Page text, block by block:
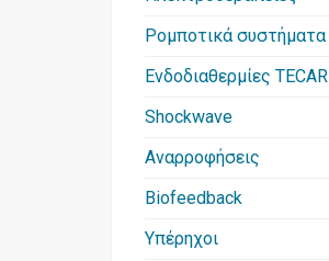
Ρομποτικά συστήματα
Ενδοδιαθερμίες TECAR
Shockwave
Αναρροφήσεις
Biofeedback
Υπέρηχοι